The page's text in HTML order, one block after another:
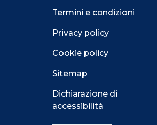
Termini e condizioni
Privacy policy
Cookie policy
Sitemap
Dichiarazione di
accessibilità